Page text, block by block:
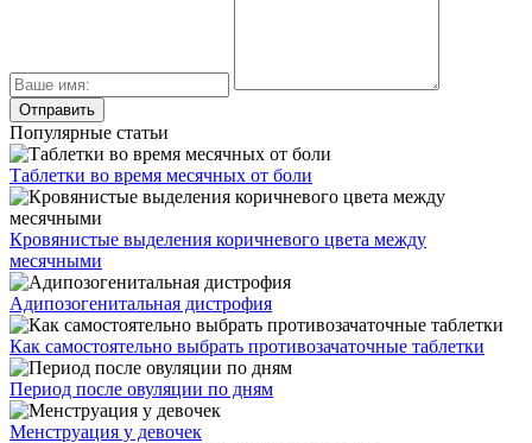
Популярные статьи
Таблетки во время месячных от боли
Кровянистые выделения коричневого цвета между
месячными
Адипозогенитальная дистрофия
Как самостоятельно выбрать противозачаточные таблетки
Период после овуляции по дням
Менструация у девочек